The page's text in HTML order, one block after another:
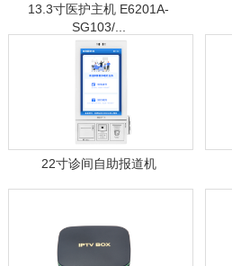
13.3寸医护主机 E6201A-
SG103/...
22寸诊间自助报道机